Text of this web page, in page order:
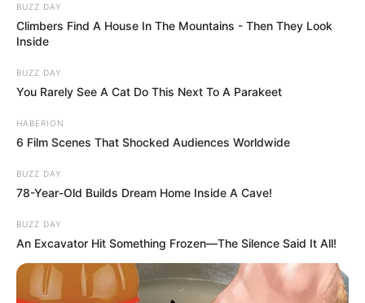
Legutóbbi cikkek
⚠️ Veszélyre figyelmeztet Tarjányi Péter: már nincs
idő várni!
🚨 Magyar Péter azonnal eltávolította Nagy Mártont –
komoly változás jöhet
🚨 Kezdeményezték Pócs János mentelmi jogának
🔎 Tarjányi Péter olyat vett észre Orbán Viktor
BUZZ DAY
Climbers Find A House In The Mountains - Then They Look
Inside
BUZZ DAY
You Rarely See A Cat Do This Next To A Parakeet
HABERION
6 Film Scenes That Shocked Audiences Worldwide
BUZZ DAY
78-Year-Old Builds Dream Home Inside A Cave!
BUZZ DAY
An Excavator Hit Something Frozen—The Silence Said It All!